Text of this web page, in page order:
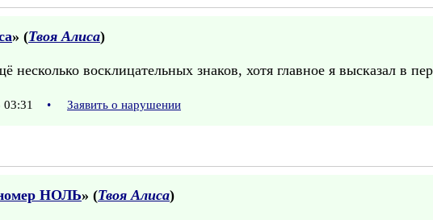
» (Твоя Алиса)
восклицательных знаков, хотя главное я высказал в
03:31 • Заявить о нарушении
НОЛЬ» (Твоя Алиса)